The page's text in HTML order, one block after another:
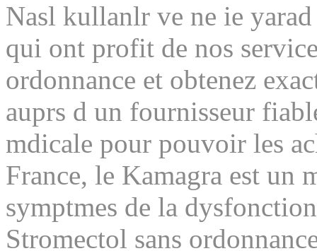
Nasl kullanlr ve ne ie
qui ont profit de nos
ordonnance et obtenez
auprs d un fournisseur
mdicale pour pouvoir les
France, le Kamagra est un
symptmes de la
Stromectol sans